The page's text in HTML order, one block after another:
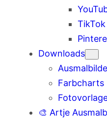
TikTok
Downloads
Farbcharts
🎨 Artje